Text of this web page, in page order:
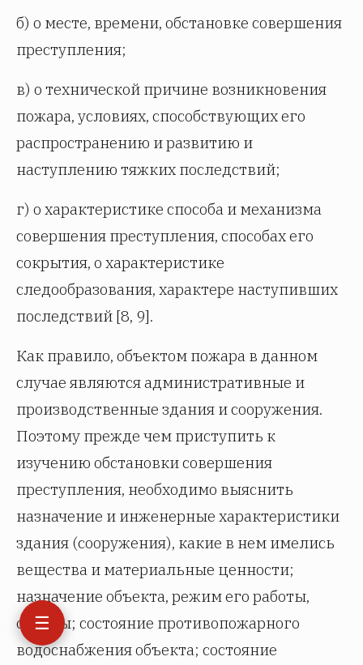
☰
б) о месте, времени, обстановке совершения
преступления;
в) о технической причине возникновения
пожара, условиях, способствующих его
распространению и развитию и
наступлению тяжких последствий;
г) о характеристике способа и механизма
совершения преступления, способах его
сокрытия, о характеристике
следообразования, характере наступивших
последствий [8, 9].
Как правило, объектом пожара в данном
случае являются административные и
производственные здания и сооружения.
Поэтому прежде чем приступить к
изучению обстановки совершения
преступления, необходимо выяснить
назначение и инженерные характеристики
здания (сооружения), какие в нем имелись
вещества и материальные ценности;
назначение объекта, режим его работы,
охраны; состояние противопожарного
водоснабжения объекта; состояние